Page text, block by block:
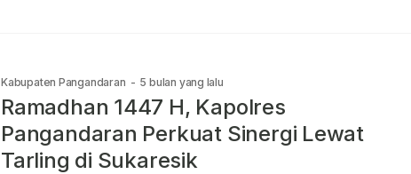
Kabupaten Pangandaran - 5 bulan yang lalu
Ramadhan 1447 H, Kapolres
Pangandaran Perkuat Sinergi Lewat
Tarling di Sukaresik